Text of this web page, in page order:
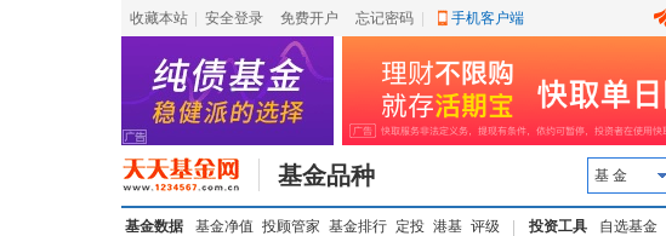
收藏本站 安全登录 免费开户 忘记密码 手机客户端
基金品种 基 金
基金数据 基金净值 投顾管家 基金排行 定投 港基 评级
投资工具 自选基金